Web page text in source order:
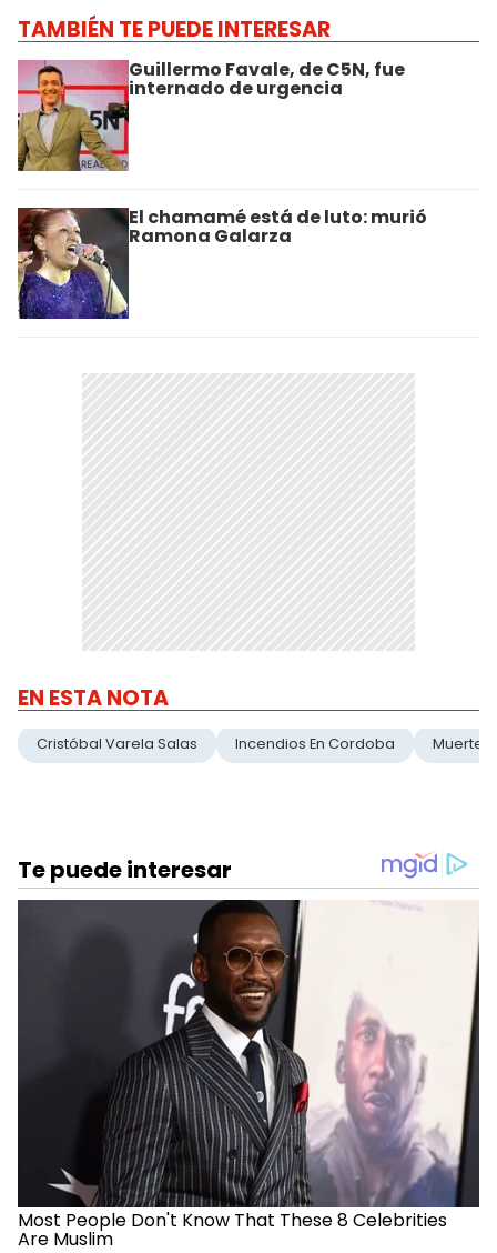
TAMBIÉN TE PUEDE INTERESAR
Guillermo Favale, de C5N, fue
internado de urgencia
El chamamé está de luto: murió
Ramona Galarza
EN ESTA NOTA
Cristóbal Varela Salas Incendios En Cordoba Muerte